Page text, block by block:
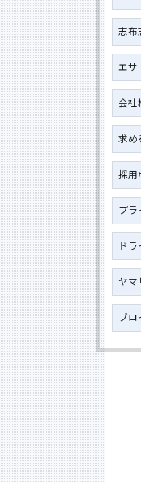
志布
エサ
会社
求め
採用
プラ
ド
ヤマ
ブロ